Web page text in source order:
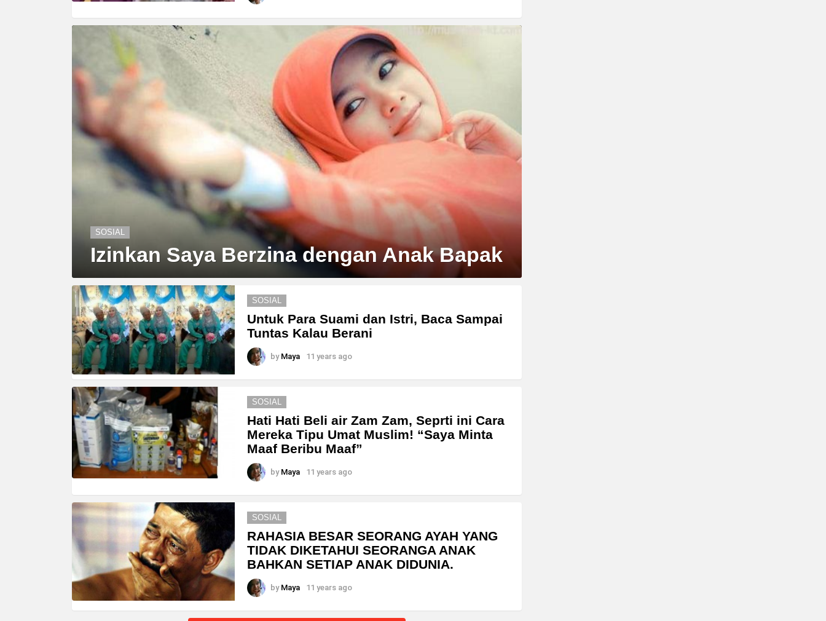
SOSIAL
Izinkan Saya Berzina dengan Anak Bapak
SOSIAL
Untuk Para Suami dan Istri, Baca Sampai
Tuntas Kalau Berani
by Maya 11 years ago
SOSIAL
Hati Hati Beli air Zam Zam, Seprti ini Cara
Mereka Tipu Umat Muslim! “Saya Minta
Maaf Beribu Maaf”
by Maya 11 years ago
SOSIAL
RAHASIA BESAR SEORANG AYAH YANG
TIDAK DIKETAHUI SEORANGA ANAK
BAHKAN SETIAP ANAK DIDUNIA.
by Maya 11 years ago